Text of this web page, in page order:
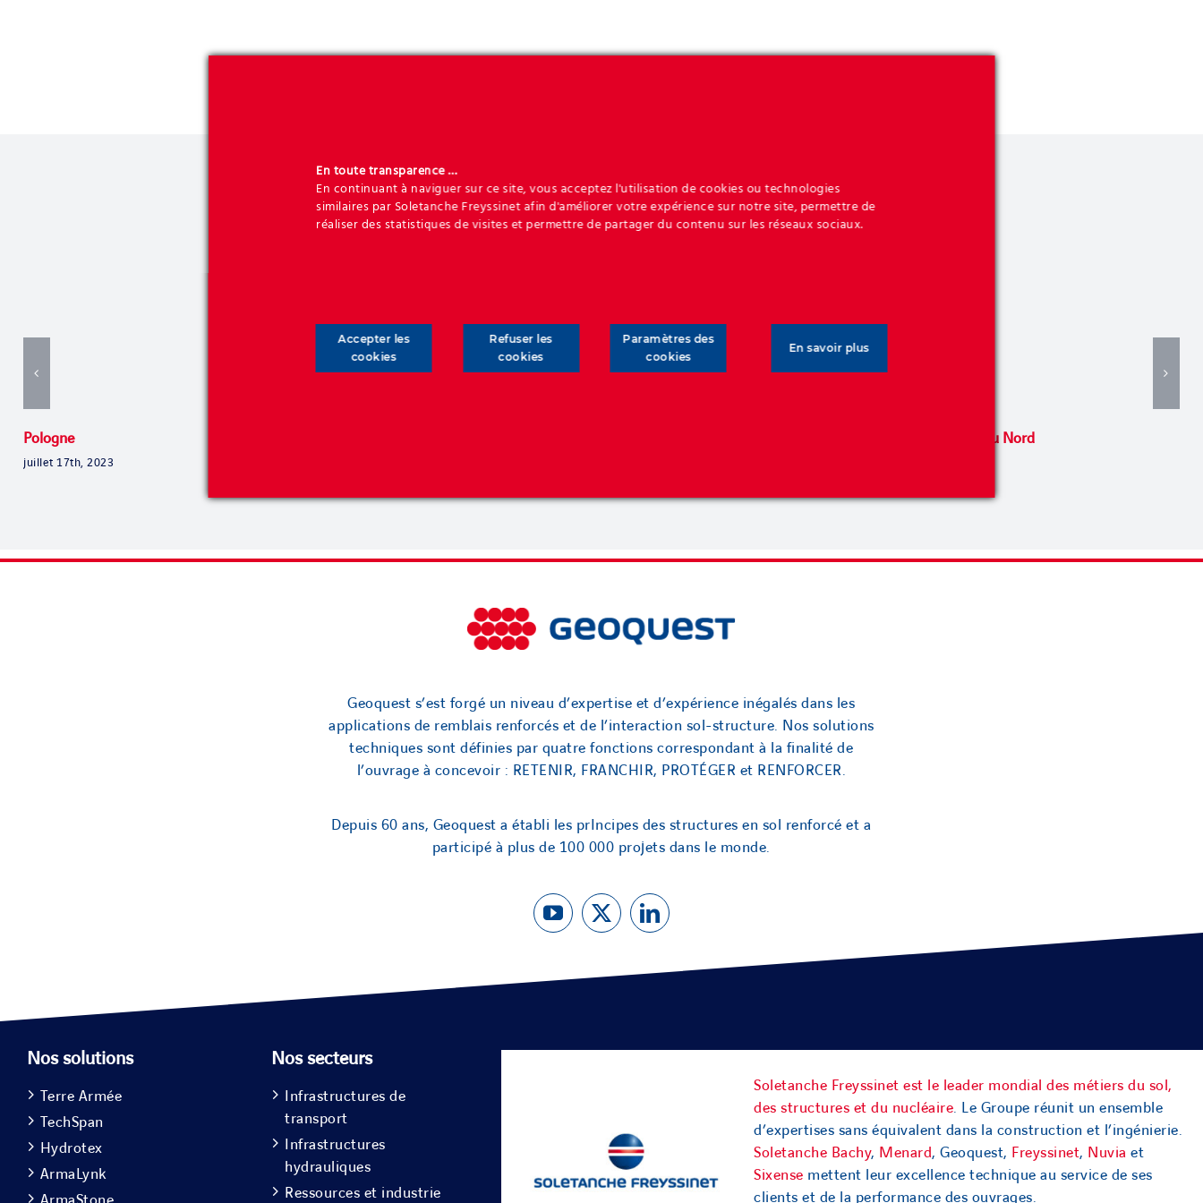
Articles associés
Pologne
juillet 17th, 2023
Macédoine du Nord
Geoquest s’est forgé un niveau d’expertise et d’expérience inégalés dans les
applications de remblais renforcés et de l’interaction sol-structure. Nos solutions
techniques sont définies par quatre fonctions correspondant à la finalité de
l’ouvrage à concevoir : RETENIR, FRANCHIR, PROTÉGER et RENFORCER.
Depuis 60 ans, Geoquest a établi les prIncipes des structures en sol renforcé et a
participé à plus de 100 000 projets dans le monde.
Nos solutions
Terre Armée
TechSpan
Hydrotex
ArmaLynk
Nos secteurs
Infrastructures de
transport
Infrastructures
hydrauliques
Ressources et industrie
Soletanche Freyssinet est le leader mondial des métiers du sol,
des structures et du nucléaire. Le Groupe réunit un ensemble
d’expertises sans équivalent dans la construction et l’ingénierie.
Soletanche Bachy, Menard, Geoquest, Freyssinet, Nuvia et
Sixense mettent leur excellence technique au service de ses
clients et de la performance des ouvrages.
En toute transparence …
En continuant à naviguer sur ce site, vous acceptez l'utilisation de cookies ou technologies
similaires par Soletanche Freyssinet afin d'améliorer votre expérience sur notre site, permettre de
réaliser des statistiques de visites et permettre de partager du contenu sur les réseaux sociaux.
Accepter les
cookies
Refuser les
cookies
En savoir plus
Paramètres des
cookies